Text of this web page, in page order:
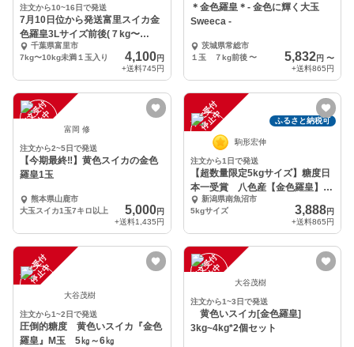
注文から10~16日で発送
7月10日位から発送富里スイカ金
色羅皇3Lサイズ前後(７kg〜
10kg)1玉。
千葉県富里市
7kg〜10kg未満１玉入り
4,100円
+送料745円
＊金色羅皇＊- 金色に輝く大玉
Sweeca -
茨城県常総市
１玉 ７kg前後 〜 5,832円 〜
+送料865円
注
文
受
付
停
止
中 富岡 修
注文から2~5日で発送
【今期最終‼︎】黄色スイカの金色
羅皇1玉
熊本県山鹿市
大玉スイカ1玉7キロ以上
5,000円
+送料1,435円
注
文
受
付
停
止
中 ふるさと納税可
駒形宏伸
注文から1日で発送
【超数量限定5kgサイズ】糖度日
本一受賞 八色産【金色羅皇】ス
イカ新潟県南魚沼市
5kgサイズ
3,888円
+送料865円
注
文
受
付
停
止
中
大谷茂樹
注文から1~2日で発送
圧倒的糖度 黄色いスイカ『金色
羅皇』M玉 5㎏～6㎏
注
文
受
付
停
止
中 大谷茂樹
注文から1~3日で発送
黄色いスイカ[金色羅皇]
3kg~4kg*2個セット